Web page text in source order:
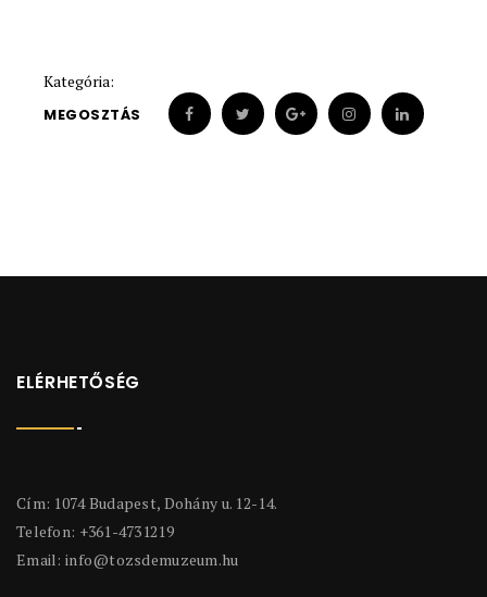
Kategória:
MEGOSZTÁS
ELÉRHETŐSÉG
Cím: 1074 Budapest, Dohány u. 12-14.
Telefon: +361-4731219
Email: info@tozsdemuzeum.hu